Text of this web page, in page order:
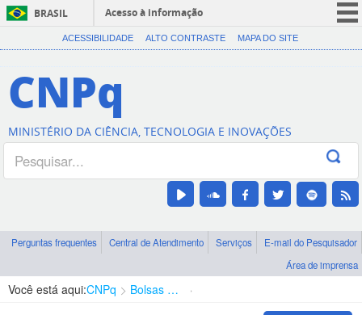
BRASIL
Acesso à informação
CORONAVÍRUS (COVID-19)
Canais
ACESSIBILIDADE ALTO CONTRASTE MAPA DO SITE
CNPq
MINISTÉRIO DA CIÊNCIA, TECNOLOGIA E INOVAÇÕES
Perguntas frequentes Central de Atendimento Serviços
E-mail do Pesquisador
Área de imprensa
Você está aqui:CNPq Bolsas e Auxílios Vigentes